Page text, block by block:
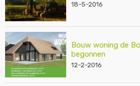
18-5-2016
Bouw woning de
begonnen
12-2-2016